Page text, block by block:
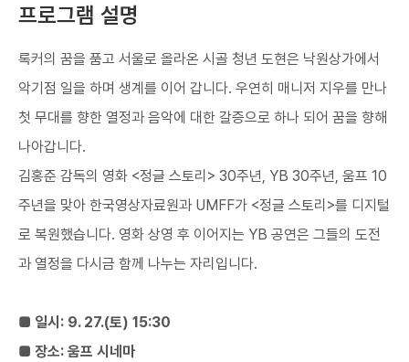
프로그램 설명
록커의 꿈을 품고 서울로 올라온 시골 청년 도현은 낙원상가에서
악기점 일을 하며 생계를 이어 갑니다. 우연히 매니저 지우를 만나
첫 무대를 향한 열정과 음악에 대한 갈증으로 하나 되어 꿈을 향해
나아갑니다.
김홍준 감독의 영화 <정글 스토리> 30주년, YB 30주년, 움프 10
주년을 맞아 한국영상자료원과 UMFF가 <정글 스토리>를 디지털
로 복원했습니다. 영화 상영 후 이어지는 YB 공연은 그들의 도전
과 열정을 다시금 함께 나누는 자리입니다.
■ 일시: 9. 27.(토) 15:30
■ 장소: 움프 시네마